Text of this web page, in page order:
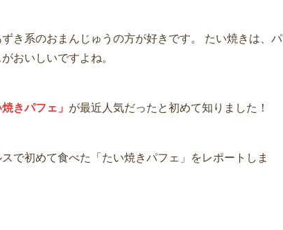
き系のおまんじゅうの方が好きです。 たい焼きは、パ
おいしいですよね。
焼きパフェ」 が最近人気だったと初めて知りました！
で初めて食べた「たい焼きパフェ」をレポートしま